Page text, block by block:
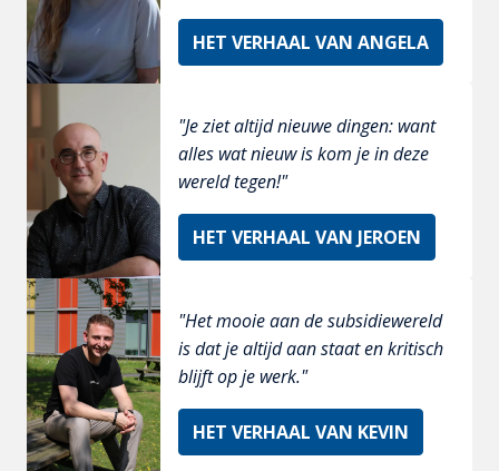
HET VERHAAL VAN ANGELA
"Je ziet altijd nieuwe dingen: want
alles wat nieuw is kom je in deze
wereld tegen!"
HET VERHAAL VAN JEROEN
"Het mooie aan de subsidiewereld
is dat je altijd aan staat en kritisch
blijft op je werk."
HET VERHAAL VAN KEVIN